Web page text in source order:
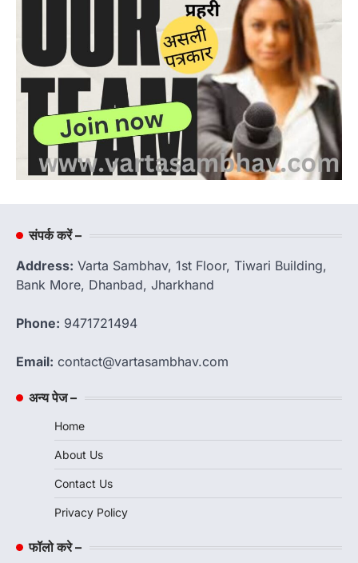
संपर्क करें –
Address: Varta Sambhav, 1st Floor, Tiwari Building,
Bank More, Dhanbad, Jharkhand
Phone: 9471721494
Email: contact@vartasambhav.com
अन्य पेज –
Home
About Us
Contact Us
Privacy Policy
फॉलो करे –